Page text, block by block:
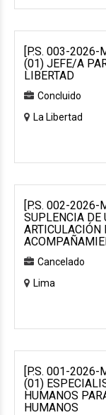
[P.S. 003-2026-
(01) JEFE/A
LIBERTAD
Concluido
La Libertad
[P.S. 002-2026-
SUPLENCIA DE
ARTICULACIÓN
Cancelado
Lima
[P.S. 001-2026-
(01)
HUMANOS
HUMANOS